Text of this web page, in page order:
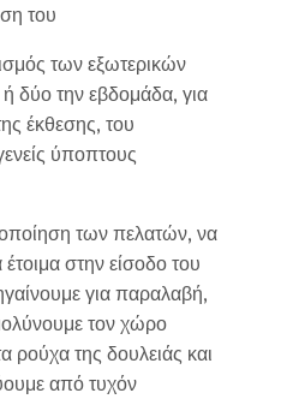
του
των εξωτερικών
δύο την εβδομάδα, για
έκθεσης, του
ύποπτους
των πελατών, να
στην είσοδο του
για παραλαβή,
τον χώρο
ρούχα της δουλειάς και
από τυχόν